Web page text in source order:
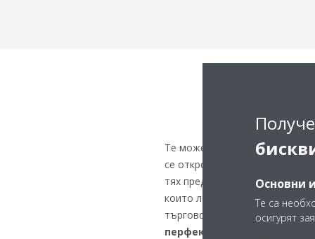
Те може да са дискретни, но
се открояват, когато става
тях предимства. С богата
които лесно могат да се
търговски решения, серия S
перфектен вътрешен
Основни
Те са
осигурят